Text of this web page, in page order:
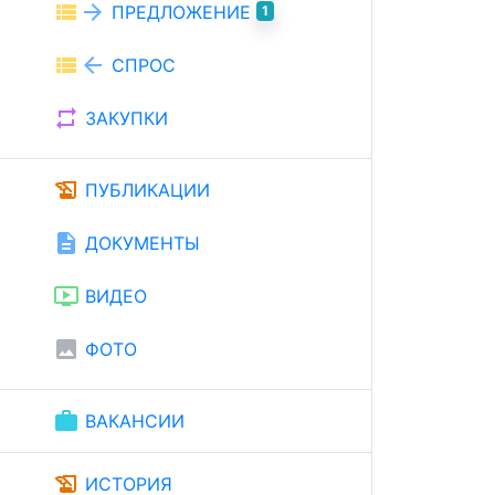
view_list arrow_forward ПРЕДЛОЖЕНИЕ 1
view_list arrow_back СПРОС
repeat ЗАКУПКИ
history_edu ПУБЛИКАЦИИ
description ДОКУМЕНТЫ
ondemand_video ВИДЕО
image ФОТО
work ВАКАНСИИ
history_edu ИСТОРИЯ